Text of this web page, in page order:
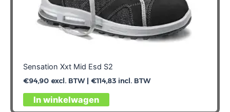
Sensation Xxt Mid Esd S2
€94,90excl. BTW | €114,83incl. BTW
In winkelwagen
Dit
product